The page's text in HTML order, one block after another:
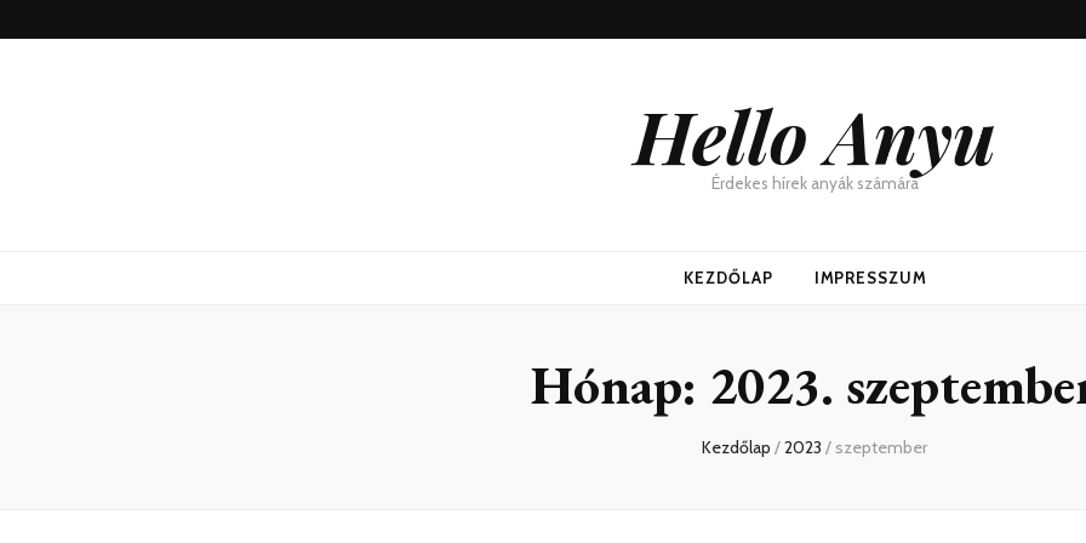
Hello Anyu
Érdekes hírek anyák számára
KEZDŐLAP IMPRESSZUM
Hónap: 2023.
Kezdőlap /2023 / szeptember